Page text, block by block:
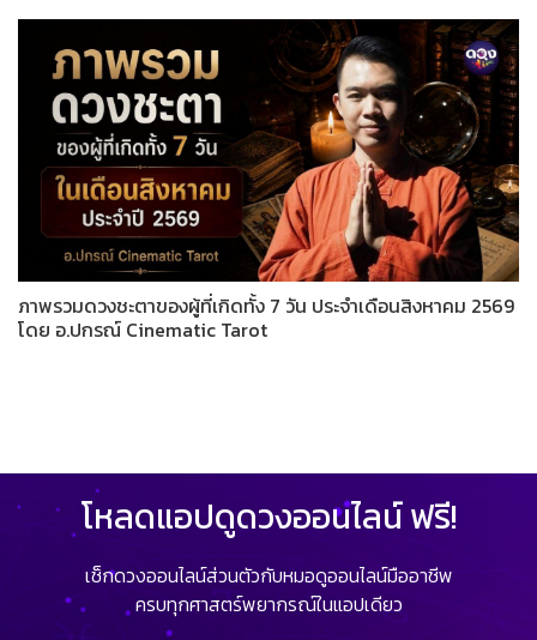
ภาพรวมดวงชะตาของผู้ที่เกิดทั้ง 7 วัน ประจำเดือนสิงหาคม 2569
โดย อ.ปกรณ์ Cinematic Tarot
โหลดแอปดูดวงออนไลน์ ฟรี!
เช็กดวงออนไลน์ส่วนตัวกับหมอดูออนไลน์มืออาชีพ
ครบทุกศาสตร์พยากรณ์ในแอปเดียว